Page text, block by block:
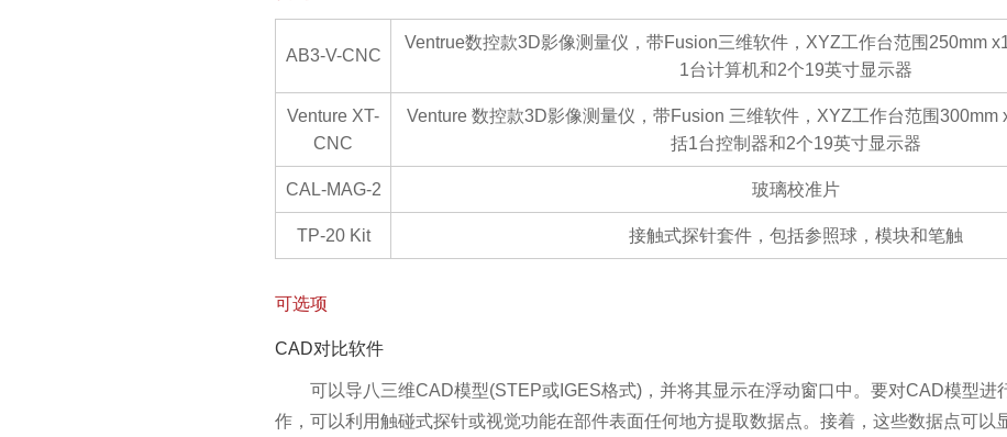
AB3-V-CNC
Ventrue数控款3D影像测量仪，带Fusion三维软件，XYZ工作台范围250mm
1台计算机和2个19英寸显示器
Venture XT-
CNC
Venture 数控款3D影像测量仪，带Fusion 三维软件，XYZ工作台范围300mm
括1台控制器和2个19英寸显示器
CAL-MAG-2 玻璃校准片
TP-20 Kit 接触式探针套件，包括参照球，模块和笔触
可选项
CAD对比软件
可以导八三维CAD模型(STEP或IGES格式)，并将其显示在浮动窗口中。要对CAD模型进
作，可以利用触碰式探针或视觉功能在部件表面任何地方提取数据点。接着，这些数据点可以